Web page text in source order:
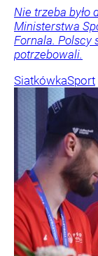
Nie trzeba było
Ministerstwa
Fornala. Polscy
potrzebowali.
SiatkówkaSport